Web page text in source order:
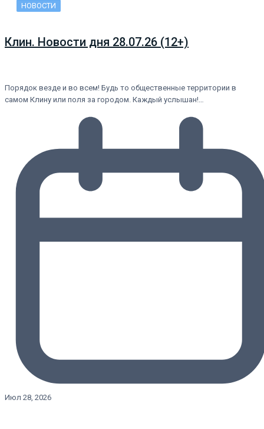
НОВОСТИ
Клин. Новости дня 28.07.26 (12+)
Порядок везде и во всем! Будь то общественные территории в
самом Клину или поля за городом. Каждый услышан!…
Июл 28, 2026